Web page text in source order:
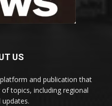
US
and publication that
topics, including regional